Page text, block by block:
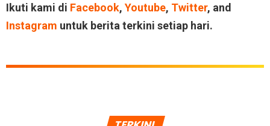
Ikuti kami di Facebook, Youtube, Twitter, and
Instagram untuk berita terkini setiap hari.